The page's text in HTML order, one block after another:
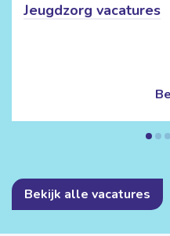
Jeugdzorg vacatures
Bekijk alle vacatures